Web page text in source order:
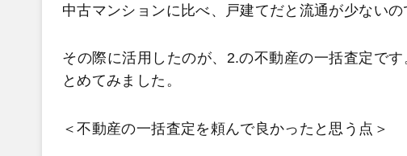
中古マンションに比べ、戸建てだと流通が少ない
その際に活用したのが、2.の不動産の一括査定で
とめてみました。
＜不動産の一括査定を頼んで良かったと思う点＞